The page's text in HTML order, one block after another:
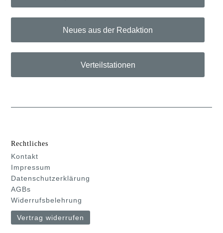
Neues aus der Redaktion
Verteilstationen
Rechtliches
Kontakt
Impressum
Datenschutzerklärung
AGBs
Widerrufsbelehrung
Vertrag widerrufen